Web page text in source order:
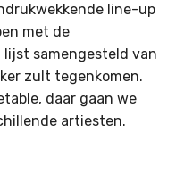
line-up
met de
lijst samengesteld van
zult tegenkomen.
daar gaan we
artiesten.